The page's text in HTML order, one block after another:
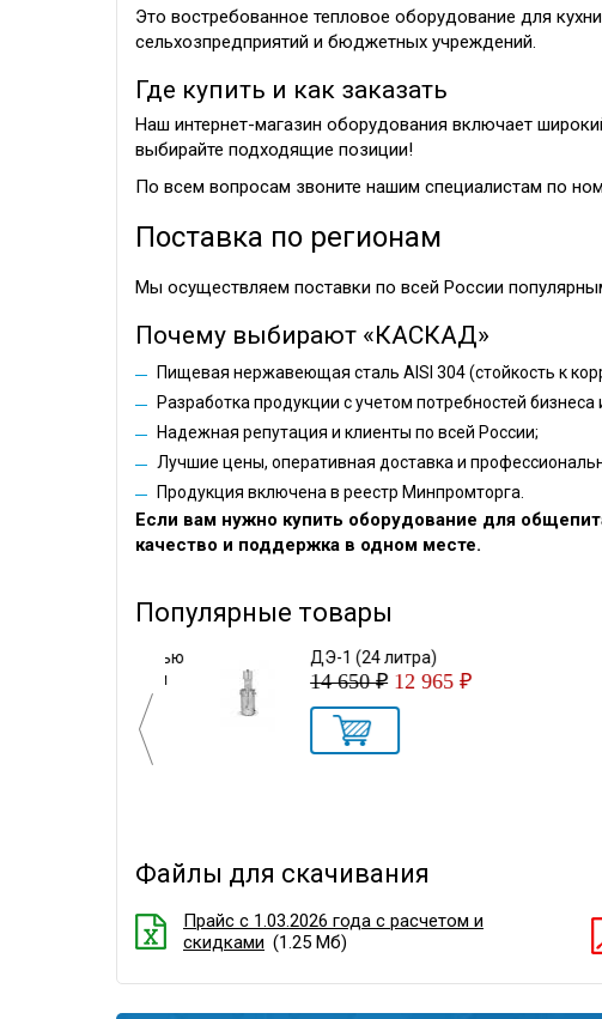
Это востребованное тепловое оборудование для
сельхозпредприятий и бюджетных учреждений.
Где купить и как заказать
Наш интернет-магазин оборудования включает
выбирайте подходящие позиции!
По всем вопросам звоните нашим специалистам по
Поставка по регионам
Мы осуществляем поставки по всей России
Почему выбирают «КАСКАД»
Пищевая нержавеющая сталь AISI 304 (стойкость к
Разработка продукции с учетом потребностей
Надежная репутация и клиенты по всей России;
Лучшие цены, оперативная доставка и
Продукция включена в реестр Минпромторга.
Если вам нужно купить оборудование для
качество и поддержка в одном месте.
Популярные товары
ДЭ-1 (24 литра)
14 650 ₽ 12 965 ₽
Файлы для скачивания
Прайс с 1.03.2026 года с расчетом и
скидками (1.25 Мб)